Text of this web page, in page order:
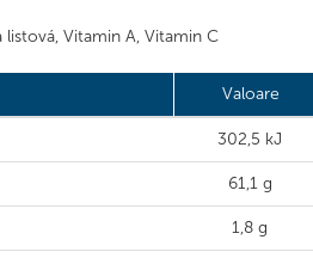
listová, Vitamin A, Vitamin C
Valoare
302,5 kJ
61,1 g
1,8 g